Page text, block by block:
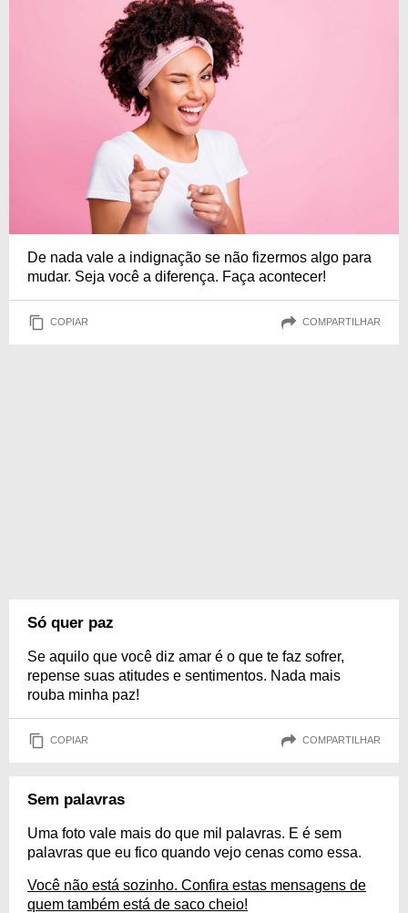
De nada vale a indignação se não fizermos algo para
mudar. Seja você a diferença. Faça acontecer!
COPIAR COMPARTILHAR
Só quer paz
Se aquilo que você diz amar é o que te faz sofrer,
repense suas atitudes e sentimentos. Nada mais
rouba minha paz!
COPIAR COMPARTILHAR
Sem palavras
Uma foto vale mais do que mil palavras. E é sem
palavras que eu fico quando vejo cenas como essa.
Você não está sozinho. Confira estas mensagens de
quem também está de saco cheio!